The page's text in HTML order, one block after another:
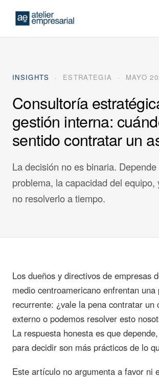
INSIGHTS · ESTRATEGIA · MAYO
Consultoría
gestión interna:
sentido contratar un
La decisión no es binaria.
problema, la capacidad del equipo,
no resolverlo a tiempo.
Los dueños y directivos de empresas
medio centroamericano enfrentan una
recurrente: ¿vale la pena contratar un
externo o podemos resolver esto
La respuesta honesta es que
para decidir son más prácticos de lo
Este artículo no argumenta a favor ni